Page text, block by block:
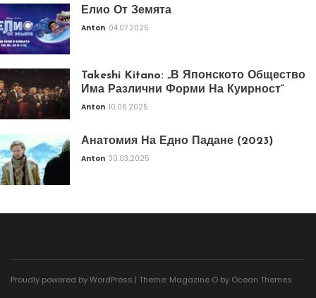
Елио От Земята
Anton 04.07.2025
Takeshi Kitano: „В Японското Общество
Има Различни Форми На Куирност“
Anton 10.06.2025
Анатомия На Едно Падане (2023)
Anton 30.03.2025
Proudly powered by WordPress | Theme: Magazine O by Ocean Themes.